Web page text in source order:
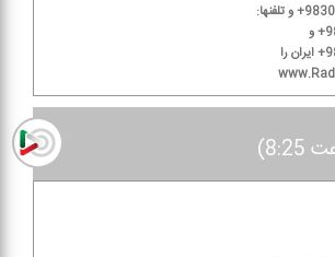
پیامك: 9830000900+ و تلفنها:
982122040086+ و
982122050009+ ایران را